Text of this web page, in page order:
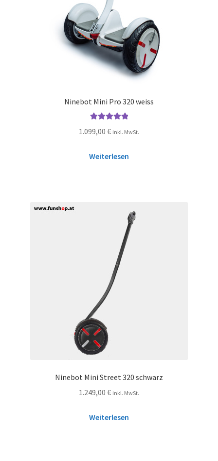
Ninebot Mini Pro 320 weiss
5.00
1.099,00 € inkl. MwSt.
Weiterlesen
Ninebot Mini Street 320 schwarz
1.249,00 € inkl. MwSt.
Weiterlesen